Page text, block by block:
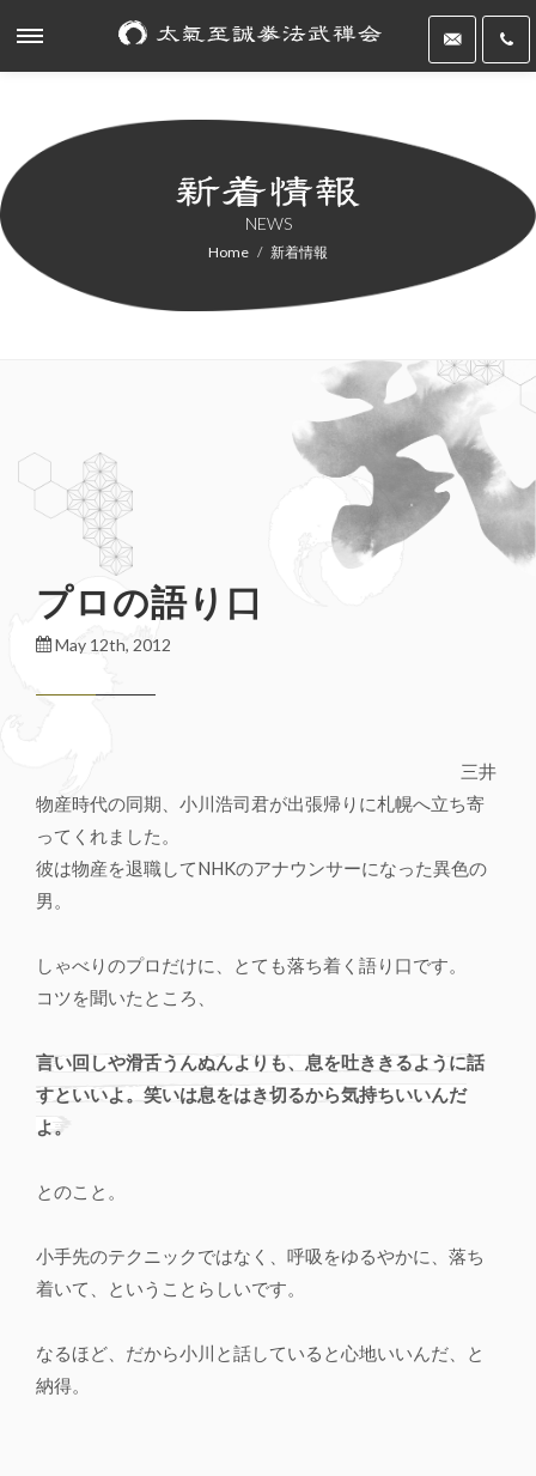
NEWS
Home 新着情報
プロの語り口
May 12th, 2012
三井
物産時代の同期、小川浩司君が出張帰りに札幌へ立ち寄
ってくれました。
彼は物産を退職してNHKのアナウンサーになった異色の
男。
しゃべりのプロだけに、とても落ち着く語り口です。
コツを聞いたところ、
言い回しや滑舌うんぬんよりも、息を吐ききるように話
すといいよ。笑いは息をはき切るから気持ちいいんだ
よ。
とのこと。
小手先のテクニックではなく、呼吸をゆるやかに、落ち
着いて、ということらしいです。
なるほど、だから小川と話していると心地いいんだ、と
納得。